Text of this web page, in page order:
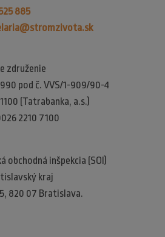
885
združenie
pod č. VVS/1-909/90-4
(Tatrabanka, a.s.)
2210 7100
obchodná inšpekcia (SOI)​
kraj​
820 07 Bratislava.